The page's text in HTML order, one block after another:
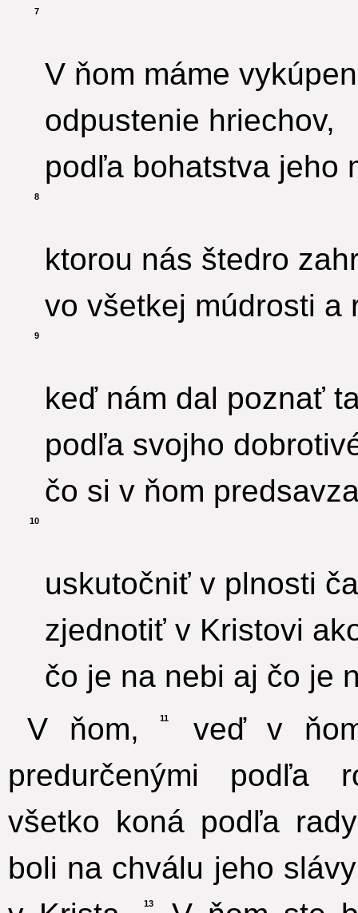
7
V ňom máme
odpustenie hriechov,
podľa bohatstva jeho
8
ktorou nás štedro
vo všetkej múdrosti a
9
keď nám dal poznať
podľa svojho
čo si v ňom
10
uskutočniť v plnosti
zjednotiť v Kristovi
čo je na nebi aj čo je
V ňom,11
veď v
predurčenými podľa
všetko koná podľa
boli na chválu jeho
13